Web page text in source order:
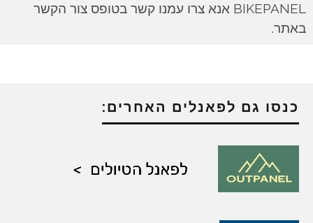
BIKEPANEL אנא צרו עמנו קשר בטופס צור הקשר
באתר.
כנסו גם לפאנלים האחרים: